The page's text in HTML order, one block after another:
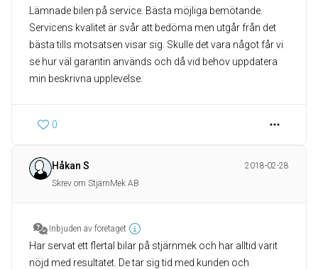
Lämnade bilen på service. Bästa möjliga bemötande.
Servicens kvalitet är svår att bedöma men utgår från det
bästa tills motsatsen visar sig. Skulle det vara något får vi
se hur väl garantin används och då vid behov uppdatera
min beskrivna upplevelse.
0
Håkan S
2018-02-28
Skrev om StjärnMek AB
Inbjuden av företaget
Har servat ett flertal bilar på stjärnmek och har alltid varit
nöjd med resultatet. De tar sig tid med kunden och